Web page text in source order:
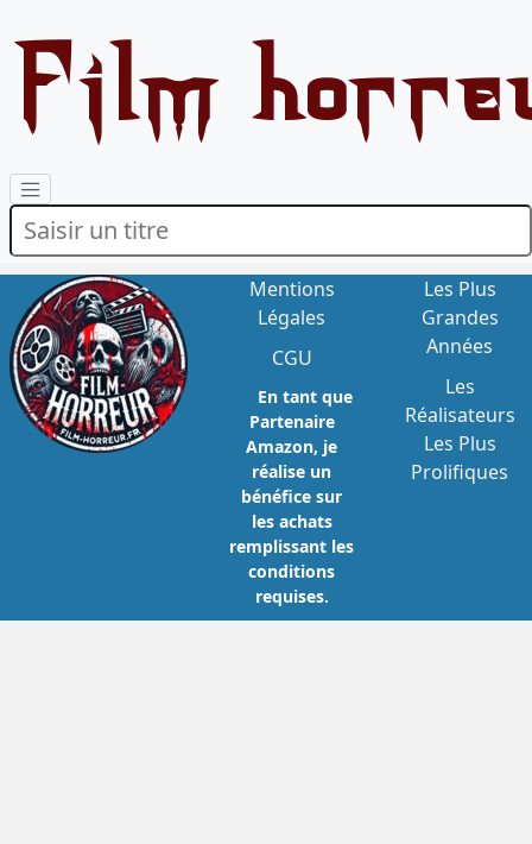
Film
Mentions
Légales
CGU
En tant que
Partenaire
Amazon, je
réalise un
bénéfice sur
les achats
remplissant les
conditions
requises.
Les Plus
Grandes
Années
Les
Réalisateurs
Les Plus
Prolifiques